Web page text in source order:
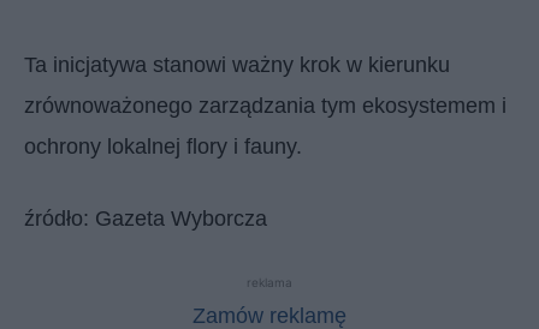
Ta inicjatywa stanowi ważny krok w kierunku
zrównoważonego zarządzania tym ekosystemem i
ochrony lokalnej flory i fauny.
źródło: Gazeta Wyborcza
reklama
Zamów reklamę